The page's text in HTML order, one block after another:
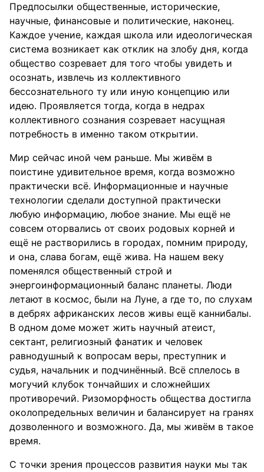
Предпосылки общественные, исторические,
научные, финансовые и политические, наконец.
Каждое учение, каждая школа или идеологическая
система возникает как отклик на злобу дня, когда
общество созревает для того чтобы увидеть и
осознать, извлечь из коллективного
бессознательного ту или иную концепцию или
идею. Проявляется тогда, когда в недрах
коллективного сознания созревает насущная
потребность в именно таком открытии.
Мир сейчас иной чем раньше. Мы живём в
поистине удивительное время, когда возможно
практически всё. Информационные и научные
технологии сделали доступной практически
любую информацию, любое знание. Мы ещё не
совсем оторвались от своих родовых корней и
ещё не растворились в городах, помним природу,
и она, слава богам, ещё жива. На нашем веку
поменялся общественный строй и
энергоинформационный баланс планеты. Люди
летают в космос, были на Луне, а где то, по слухам
в дебрях африканских лесов живы ещё каннибалы.
В одном доме может жить научный атеист,
сектант, религиозный фанатик и человек
равнодушный к вопросам веры, преступник и
судья, начальник и подчинённый. Всё сплелось в
могучий клубок тончайших и сложнейших
противоречий. Ризоморфность общества достигла
околопредельных величин и балансирует на гранях
дозволенного и возможного. Да, мы живём в такое
время.
С точки зрения процессов развития науки мы так